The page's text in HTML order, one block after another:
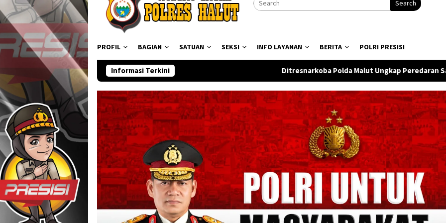
Search
PROFIL BAGIAN SATUAN SEKSI INFO LAYANAN BERITA POLRI PRESISI
Informasi Terkini Ditresnarkoba Polda Malut Ungkap Peredaran Sabu di Halmahera